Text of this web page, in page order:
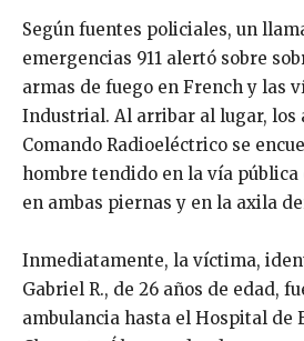
Según fuentes policiales, un
emergencias 911 alertó sobre
armas de fuego en French y las
Industrial. Al arribar al lugar, los
Comando Radioeléctrico se
hombre tendido en la vía pública
en ambas piernas y en la axila
Inmediatamente, la víctima,
Gabriel R., de 26 años de edad,
ambulancia hasta el Hospital de